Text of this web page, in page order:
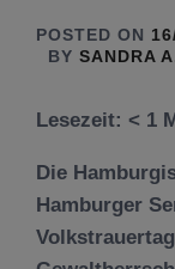
POSTED ON
BY SANDRA
Lesezeit: < 1
Die
Hamburger